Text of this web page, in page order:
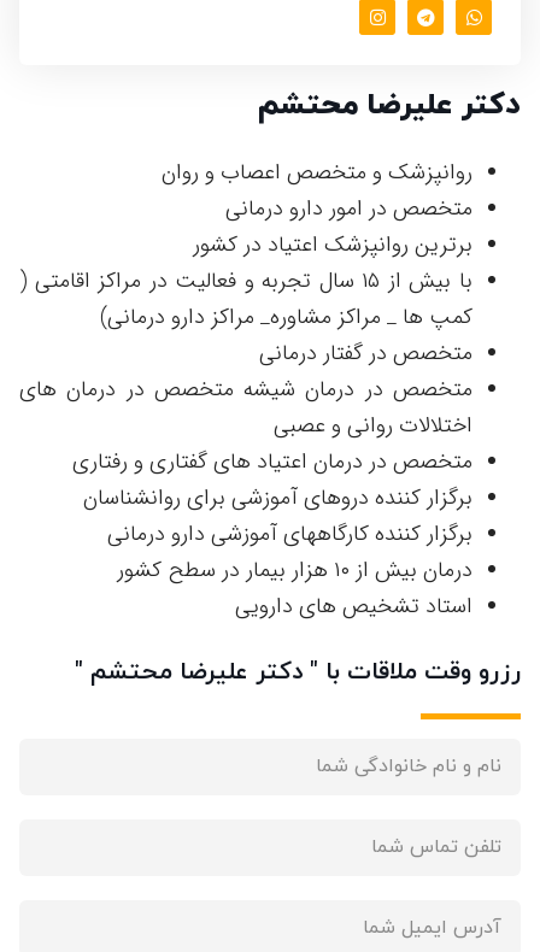
دکتر علیرضا محتشم
روانپزشک و متخصص اعصاب و روان
متخصص در امور دارو درمانی
برترین روانپزشک اعتیاد در کشور
با بیش از ۱۵ سال تجربه و فعالیت در مراکز اقامتی (
کمپ ها _ مراکز مشاوره_ مراکز دارو درمانی)
متخصص در گفتار درمانی
متخصص در درمان شیشه متخصص در درمان های
اختلالات روانی و عصبی
متخصص در درمان اعتیاد های گفتاری و رفتاری
برگزار کننده دروهای آموزشی برای روانشناسان
برگزار کننده کارگاههای آموزشی دارو درمانی
درمان بیش از ۱۰ هزار بیمار در سطح کشور
استاد تشخیص های دارویی
رزرو وقت ملاقات با " دکتر علیرضا محتشم "